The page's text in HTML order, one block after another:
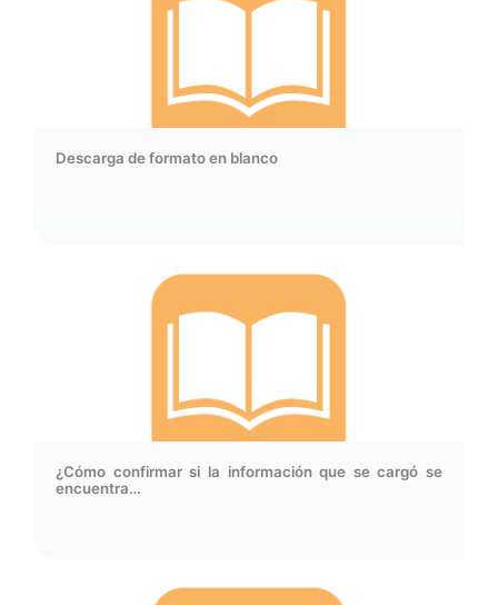
Descarga de formato en blanco
¿Cómo confirmar si la información que se cargó se
encuentra…